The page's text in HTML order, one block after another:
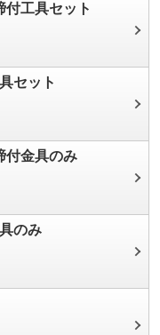
工具セット
セット
付金具のみ
のみ